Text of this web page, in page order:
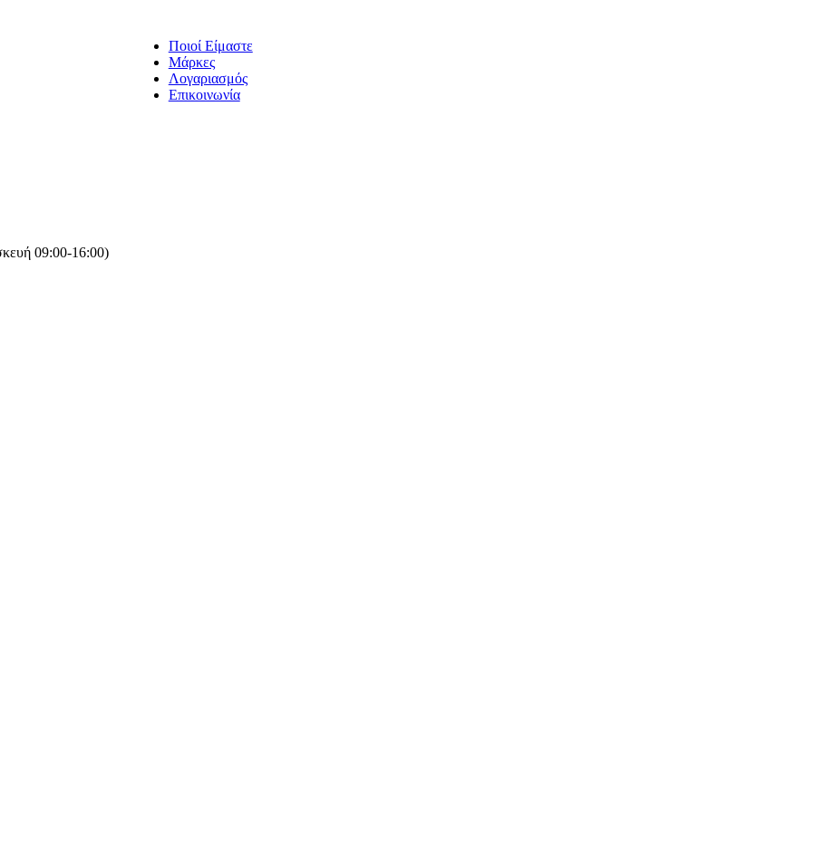
Ποιοί Είμαστε
Μάρκες
Λογαριασμός
Επικοινωνία
09:00-16:00)